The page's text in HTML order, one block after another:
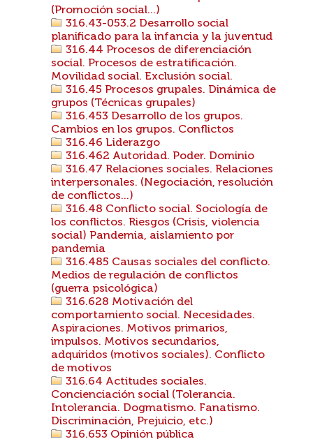
(Promoción social...)
316.43-053.2 Desarrollo social
planificado para la infancia y la juventud
316.44 Procesos de diferenciación
social. Procesos de estratificación.
Movilidad social. Exclusión social.
316.45 Procesos grupales. Dinámica de
grupos (Técnicas grupales)
316.453 Desarrollo de los grupos.
Cambios en los grupos. Conflictos
316.46 Liderazgo
316.462 Autoridad. Poder. Dominio
316.47 Relaciones sociales. Relaciones
interpersonales. (Negociación, resolución
de conflictos...)
316.48 Conflicto social. Sociología de
los conflictos. Riesgos (Crisis, violencia
social) Pandemia, aislamiento por
pandemia
316.485 Causas sociales del conflicto.
Medios de regulación de conflictos
(guerra psicológica)
316.628 Motivación del
comportamiento social. Necesidades.
Aspiraciones. Motivos primarios,
impulsos. Motivos secundarios,
adquiridos (motivos sociales). Conflicto
de motivos
316.64 Actitudes sociales.
Concienciación social (Tolerancia.
Intolerancia. Dogmatismo. Fanatismo.
Discriminación, Prejuicio, etc.)
316.653 Opinión pública